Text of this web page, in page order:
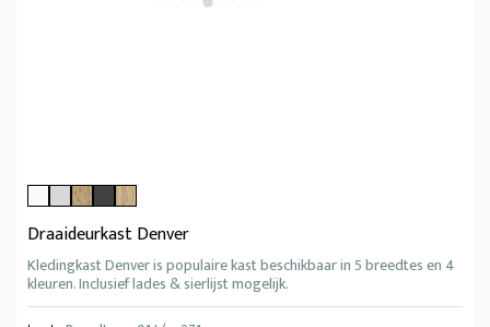
Draaideurkast Denver
Kledingkast Denver is populaire kast beschikbaar in 5 breedtes en 4
kleuren. Inclusief lades & sierlijst mogelijk.